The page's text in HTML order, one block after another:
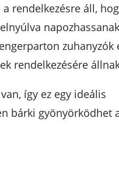
rendelkezésre áll,
zuhanyzók
rendelkezésére
így ez egy ideális
bárki gyönyörködhet